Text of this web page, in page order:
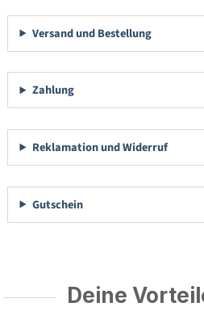
Versand und Bestellung
Zahlung
Reklamation und Widerruf
Gutschein
Deine